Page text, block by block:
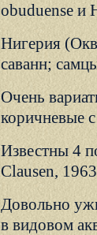
obuduense и
Нигерия
саванн;
Очень
коричневые
Известны 4
Clausen,
Довольно
в видовом